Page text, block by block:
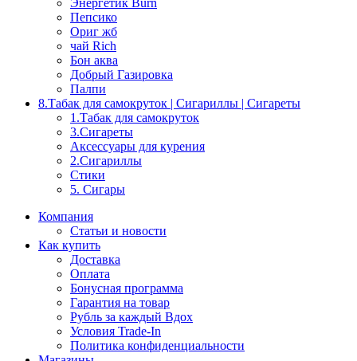
Энергетик Burn
Пепсико
Ориг жб
чай Rich
Бон аква
Добрый Газировка
Палпи
8.Табак для самокруток | Сигариллы | Cигареты
1.Табак для самокруток
3.Сигареты
Аксессуары для курения
2.Сигариллы
Стики
5. Сигары
Компания
Статьи и новости
Как купить
Доставка
Оплата
Бонусная программа
Гарантия на товар
Рубль за каждый Вдох
Условия Trade-In
Политика конфиденциальности